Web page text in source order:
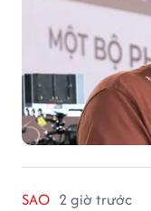
SAO 2 giờ trước